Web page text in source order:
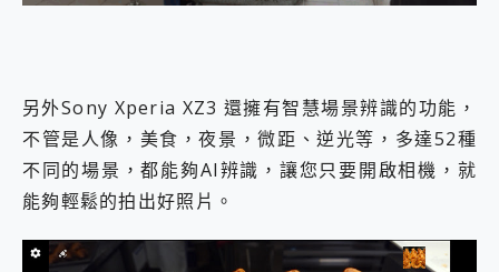
另外Sony Xperia XZ3 還擁有智慧場景辨識的功能，
不管是人像，美食，夜景，微距、逆光等，多達52種
不同的場景，都能夠AI辨識，讓您只要開啟相機，就
能夠輕鬆的拍出好照片。